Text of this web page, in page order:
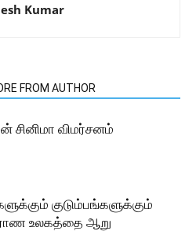
Kumar
FROM AUTHOR
சினிமா விமர்சனம்
குடும்பங்களுக்கும்
உலகத்தை ஆறு